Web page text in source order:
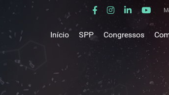
Início SPP
Mensagem do Presidente
Estrutura
Congressos